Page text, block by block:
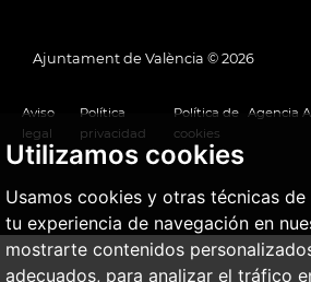
Utilizamos cookies
Usamos cookies y otras técnicas
tu experiencia de navegación en
mostrarte contenidos
adecuados, para analizar el tráfico
Ajuntament de València © 2026
Aviso
legal
Política
privacidad
Política de
cookies
Agencia